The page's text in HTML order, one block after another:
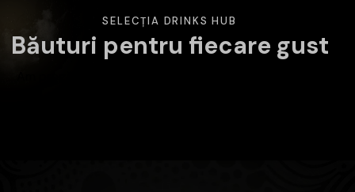
SELECȚIA DRINKS HUB
Băuturi pentru fiecare gust